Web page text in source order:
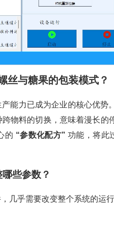
丝与糖果的包装模式？
能力已成为企业的核心优势
物料的切换，意味着漫长
的 “参数化配方” 功能，将此
些参数？
几乎需要改变整个系统的运行